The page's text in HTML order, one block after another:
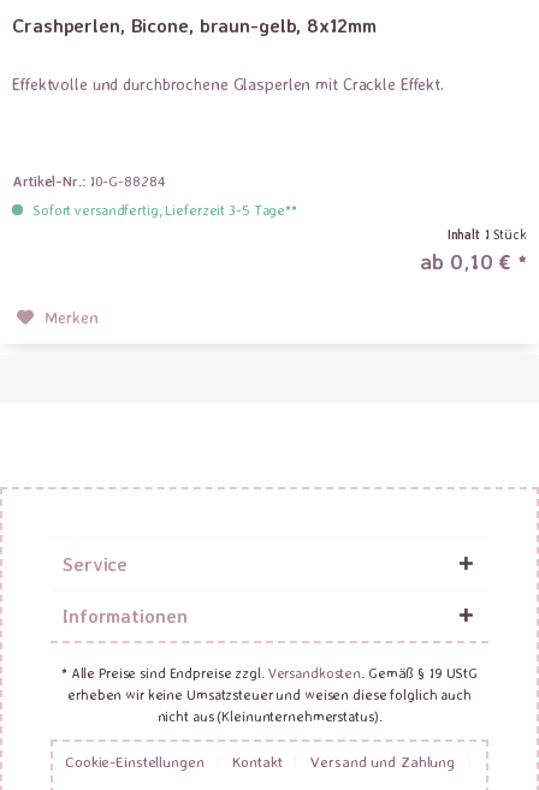
Crashperlen, Bicone, braun-gelb, 8x12mm
Effektvolle und durchbrochene Glasperlen mit Crackle Effekt.
Artikel-Nr.: 10-G-88284
Sofort versandfertig, Lieferzeit 3-5 Tage**
Inhalt 1 Stück
ab 0,10 € *
Merken
Service
Informationen
* Alle Preise sind Endpreise zzgl. Versandkosten . Gemäß § 19 UStG
erheben wir keine Umsatzsteuer und weisen diese folglich auch
nicht aus (Kleinunternehmerstatus).
Cookie-Einstellungen Kontakt
Versand und Zahlung